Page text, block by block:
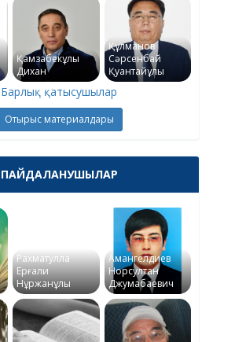
Қамзабекұлы
Дихан
Құлманов
Сәрсенбай
Қуантайұлы
Барлық қатысушылар
Отырыс материалдары
ПАЙДАЛАНУШЫЛАР
Рахматулла
Ерғали
Нұржанұлы
Амангелдиев
Норсултан
Джумабаевич